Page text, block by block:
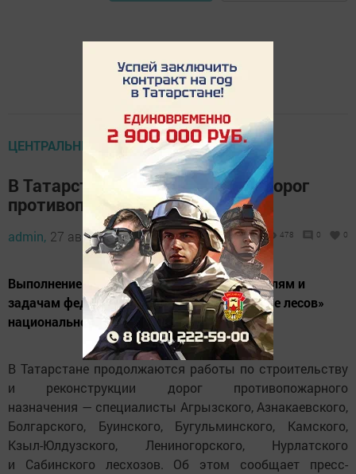
ЦЕНТРАЛЬНЫЕ НОВОСТИ
В Татарстане построено 70 км дорог
противопожарного назначения
admin, 27 августа 2024 - 09:09 478 0 0
Выполнение мероприятий соответствует целям и
задачам федерального проекта «Сохранение лесов»
национального проекта «Экология».
В Татарстане продолжаются работы по строительству
и реконструкции дорог противопожарного
назначения — специалисты Агрызского, Азнакаевского,
Болгарского, Буинского, Бугульминского, Камского,
Кзыл-Юлдузского, Лениногорского, Нурлатского
и Сабинского лесхозов. Об этом сообщает пресс-